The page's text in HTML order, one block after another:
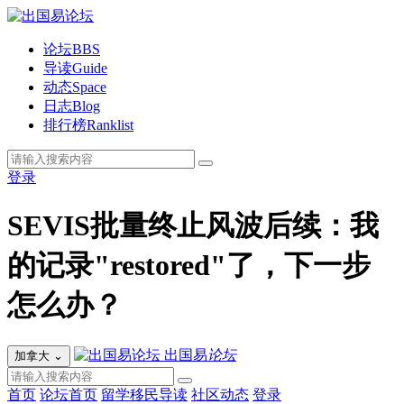
论坛BBS
导读Guide
动态Space
日志Blog
排行榜Ranklist
登录
SEVIS批量终止风波后续：我
的记录"restored"了，下一步
怎么办？
加拿大 ⌄ 出国易论坛
首页 论坛首页 留学移民导读 社区动态 登录